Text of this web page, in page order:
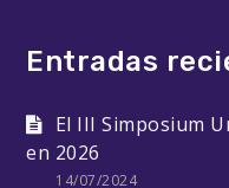
Entradas
El III Simposium
en 2026
14/07/2024